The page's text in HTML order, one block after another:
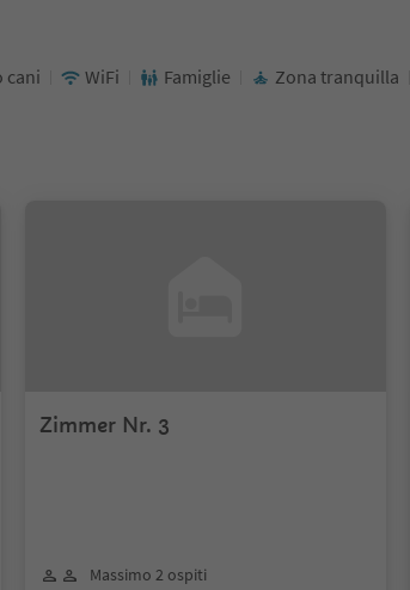
cani WiFi Famiglie Zona tranquilla
Zimmer Nr. 3
Massimo 2 ospiti